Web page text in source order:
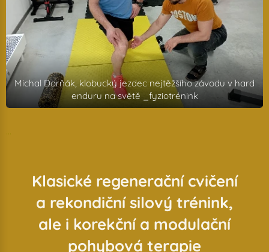
Michal Dorňák, klobucký jezdec nejtěžšího závodu v hard
enduru na světě _fyziotrénink
Klasické regenerační cvičení
a rekondiční silový trénink,
ale i korekční a modulační
pohybová terapie